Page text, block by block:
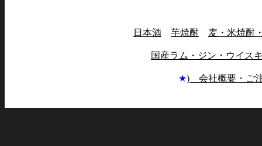
日本酒 芋焼酎 麦・米焼酎
国産ラム・ジン・ウイス
★) 会社概要・ご